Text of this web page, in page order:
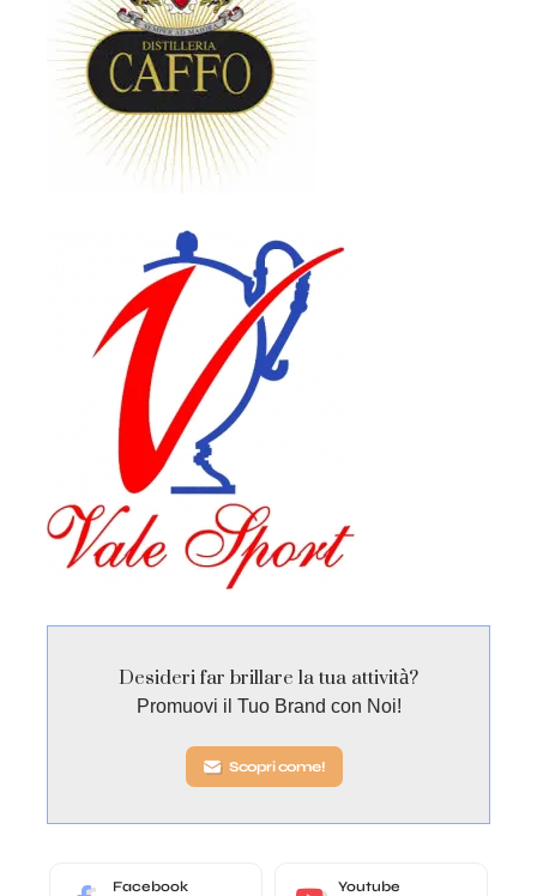
Desideri far brillare la tua attività?
Promuovi il Tuo Brand con Noi!
Scopri come!
Facebook Youtube